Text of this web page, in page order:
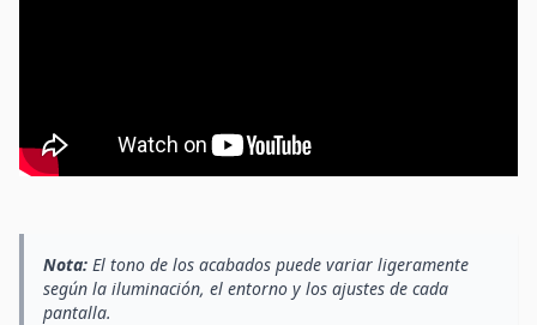
Nota: El tono de los acabados puede variar ligeramente
según la iluminación, el entorno y los ajustes de cada
pantalla.